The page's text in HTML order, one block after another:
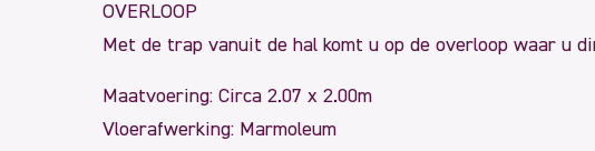
OVERLOOP
Met de trap vanuit de hal komt u op de overloop waar u
Maatvoering: Circa 2.07 x 2.00m
Vloerafwerking: Marmoleum